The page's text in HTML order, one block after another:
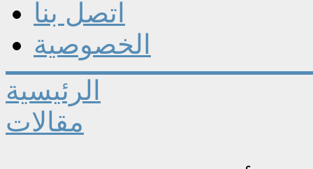
اتصل بنا
الخصوصية
الرئيسية
مقالات